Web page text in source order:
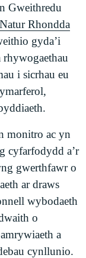
Gweithredu
Rhondda
gyda’i
i sicrhau eu
monitro ac yn
cyfarfodydd a’r
gwerthfawr o
ar draws
wybodaeth
o
a
cynllunio.